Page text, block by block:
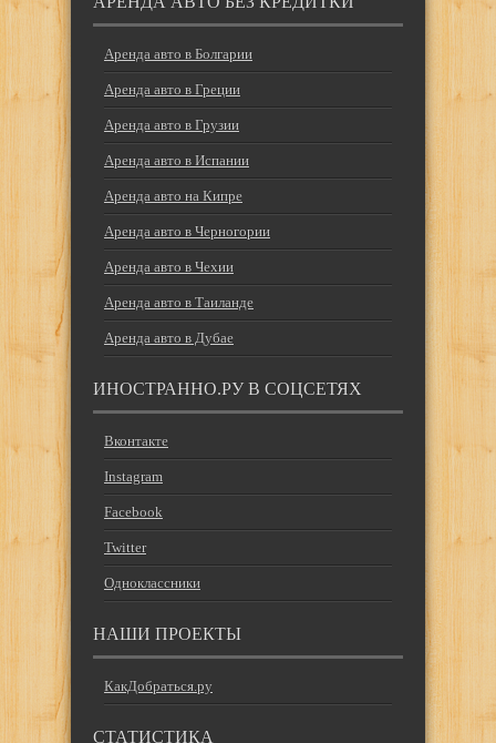
Аренда авто в Болгарии
Аренда авто в Греции
Аренда авто в Грузии
Аренда авто в Испании
Аренда авто на Кипре
Аренда авто в Черногории
Аренда авто в Чехии
Аренда авто в Таиланде
Аренда авто в Дубае
ИНОСТРАННО.РУ В СОЦСЕТЯХ
Вконтакте
Instagram
Facebook
Twitter
Одноклассники
НАШИ ПРОЕКТЫ
КакДобраться.ру
СТАТИСТИКА